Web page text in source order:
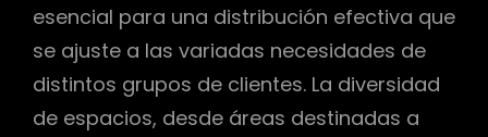
esencial para una distribución efectiva que
se ajuste a las variadas necesidades de
distintos grupos de clientes. La diversidad
de espacios, desde áreas destinadas a